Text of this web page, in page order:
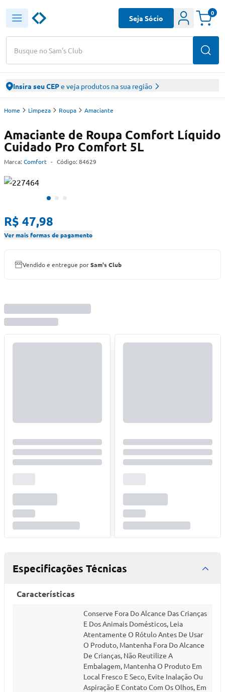
Busque no Sam's Club
Seja Sócio
0
Insira seu CEPe veja produtos na sua região
Home Limpeza Roupa Amaciante
Amaciante de Roupa Comfort Líquido
Cuidado Pro Comfort 5L
Marca: Comfort - Código: 84629
R$ 47,98
Ver mais formas de pagamento
Vendido e entregue porSam's Club
Especificações Técnicas
Características
Conserve Fora Do Alcance Das Crianças
E Dos Animais Domésticos, Leia
Atentamente O Rótulo Antes De Usar
O Produto, Mantenha Fora Do Alcance
De Crianças, Não Reutilize A
Embalagem, Mantenha O Produto Em
Local Fresco E Seco, Evite Inalação Ou
Aspiração E Contato Com Os Olhos, Em